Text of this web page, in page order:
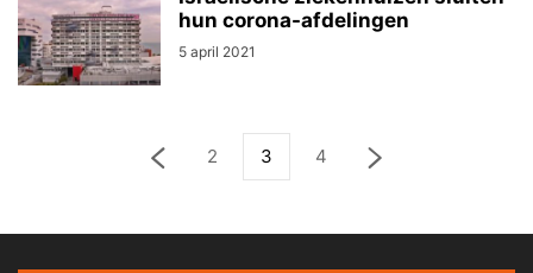
hun corona-afdelingen
5 april 2021
2 3 4